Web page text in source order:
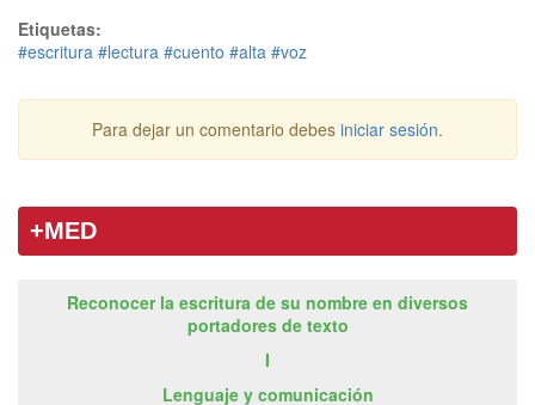
Etiquetas:
#escritura #lectura #cuento #alta #voz
Para dejar un comentario debes iniciar sesión.
+MED
Reconocer la escritura de su nombre en diversos
portadores de texto
I
Lenguaje y comunicación